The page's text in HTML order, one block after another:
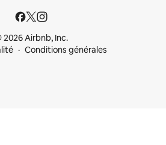
2026 Airbnb, Inc.
Conditions générales